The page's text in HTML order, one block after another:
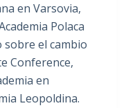
en Varsovia,
Polaca
sobre el cambio
Conference,
en
Leopoldina.